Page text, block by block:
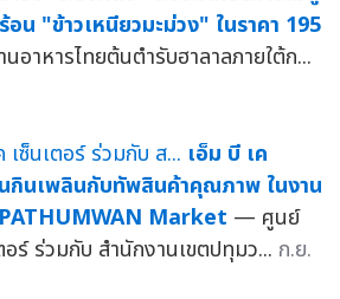
น "ข้าวเหนียวมะม่วง" ในราคา 195
าหารไทยต้นตำรับฮาลาลภายใต้ก...
เอ็ม บี เค
กินเพลินกับทัพสินค้าคุณภาพ ในงาน
Market — ศูนย์
อร์ ร่วมกับ สำนักงานเขตปทุมว... ก.ย.